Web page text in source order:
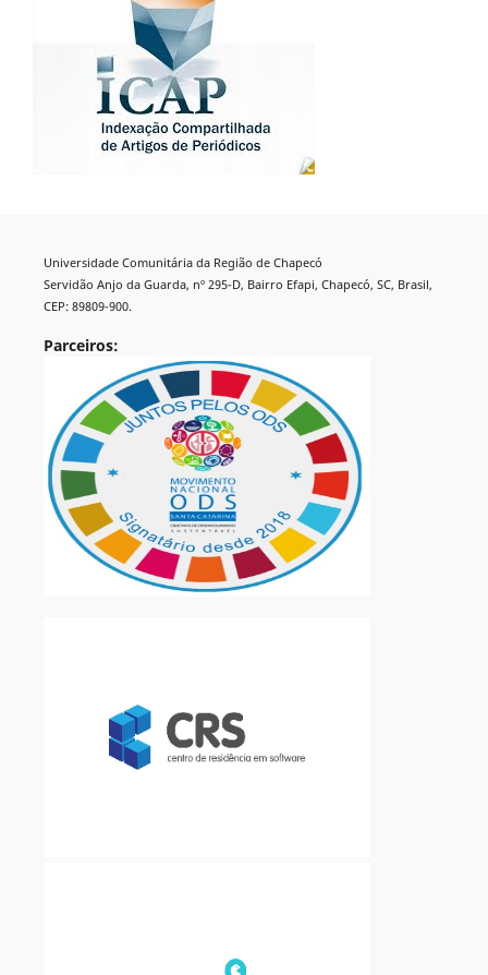
Universidade Comunitária da Região de Chapecó
Servidão Anjo da Guarda, nº 295-D, Bairro Efapi, Chapecó, SC, Brasil,
CEP: 89809-900.
Parceiros: